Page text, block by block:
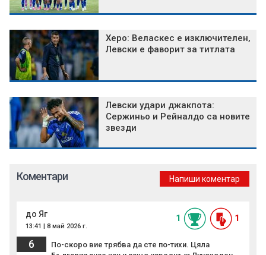
Херо: Веласкес е изключителен,
Левски е фаворит за титлата
Левски удари джакпота:
Сержиньо и Рейналдо са новите
звезди
Коментари Напиши коментар
до Яг
13:41 | 8 май 2026 г.
1 1
6
По-скоро вие трябва да сте по-тихи. Цяла